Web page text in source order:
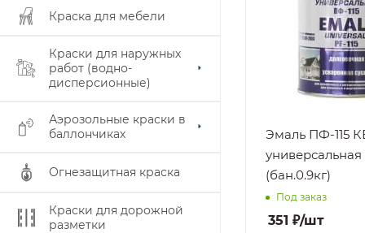
Краска для мебели
Краски для наружных
работ (водно-
дисперсионные)
Аэрозольные краски в
баллончиках
Огнезащитная краска
Краски для дорожной
разметки
Нанесение
поверхность,
Стойкость к
Атмосферным
воздействиям,
Атмосферным
осадкам, Маслам,
Эмаль ПФ-115
(бан.0.9кг)
Под заказ
351 ₽/шт